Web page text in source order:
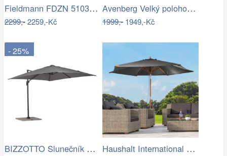
Fieldmann FDZN 5103 boční slunečník,…
2299,-2259,-Kč
Avenberg Velký polohovatelný slunečník…
1999,-1949,-Kč
- 25%
BIZZOTTO Slunečník SIVIGLIA taupe 3x3m Haushalt International Dřevěný…